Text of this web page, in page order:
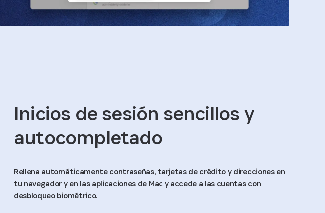
Inicios de sesión sencillos y
autocompletado
Rellena automáticamente contraseñas, tarjetas de crédito y direcciones en
tu navegador y en las aplicaciones de Mac y accede a las cuentas con
desbloqueo biométrico.